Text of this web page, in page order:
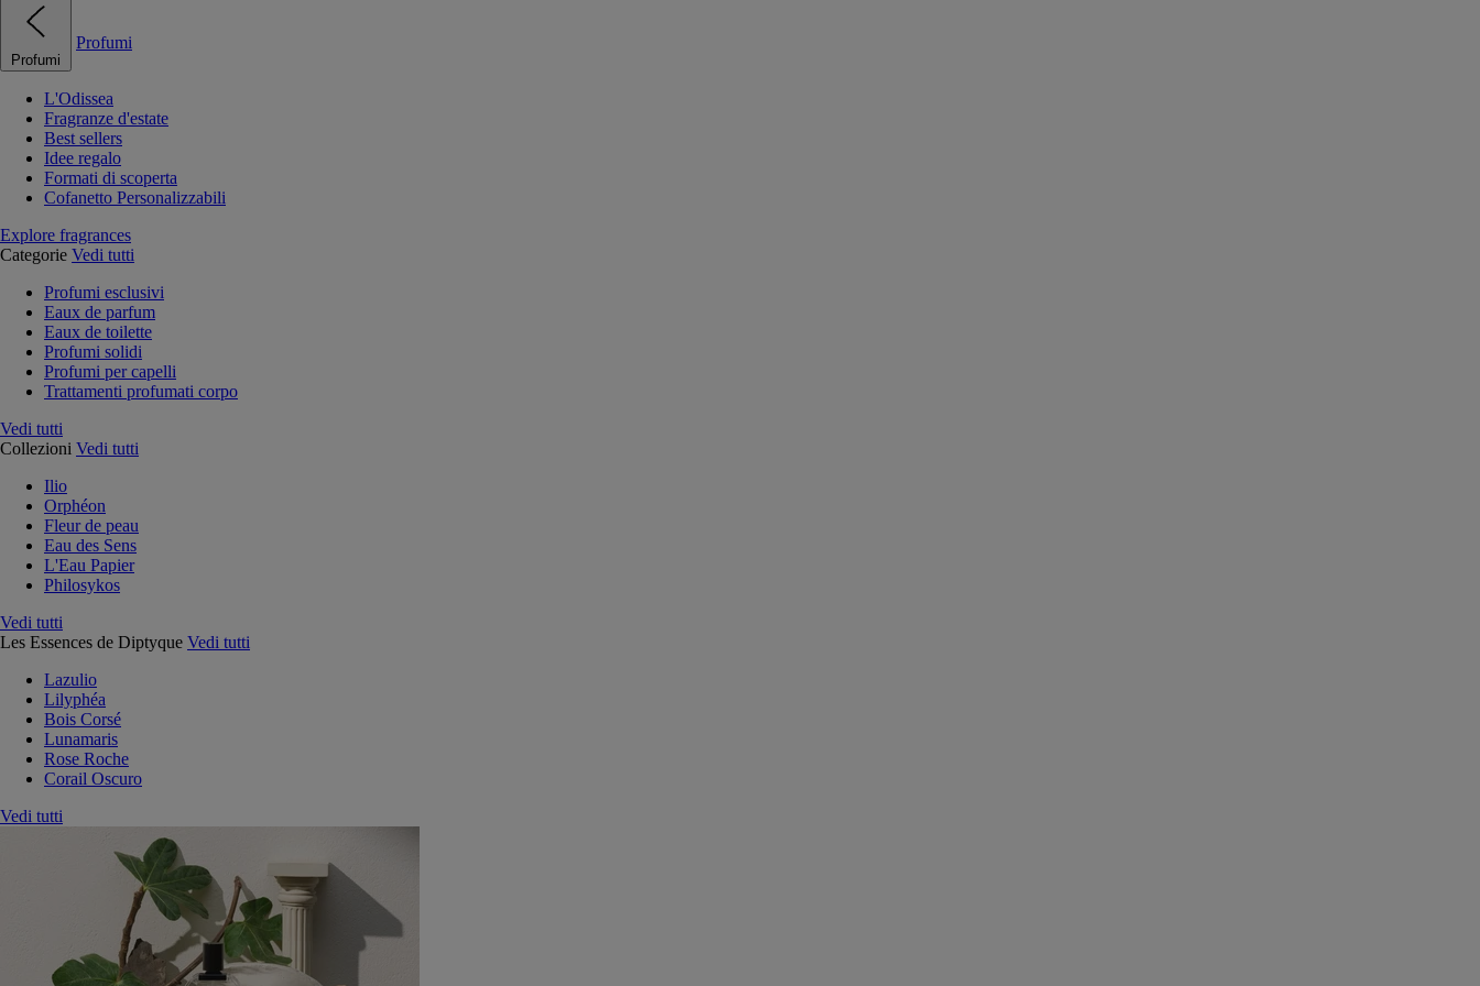
Profumi
Profumi
L'Odissea
Fragranze d'estate
Best sellers
Idee regalo
Formati di scoperta
Cofanetto Personalizzabili
Explore fragrances
Categorie Vedi tutti
Profumi esclusivi
Eaux de parfum
Eaux de toilette
Profumi solidi
Profumi per capelli
Trattamenti profumati corpo
Vedi tutti
Collezioni Vedi tutti
Ilio
Orphéon
Fleur de peau
Eau des Sens
L'Eau Papier
Philosykos
Vedi tutti
Les Essences de Diptyque Vedi tutti
Lazulio
Lilyphéa
Bois Corsé
Lunamaris
Rose Roche
Corail Oscuro
Vedi tutti